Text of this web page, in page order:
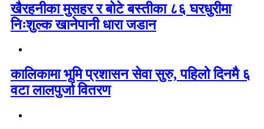
खैरहनीका मुसहर र बोटे बस्तीका ८६ घरधुरीमा
निःशुल्क खानेपानी धारा जडान
कालिकामा भूमि प्रशासन सेवा सुरु, पहिलो दिनमै ६
वटा लालपुर्जा वितरण